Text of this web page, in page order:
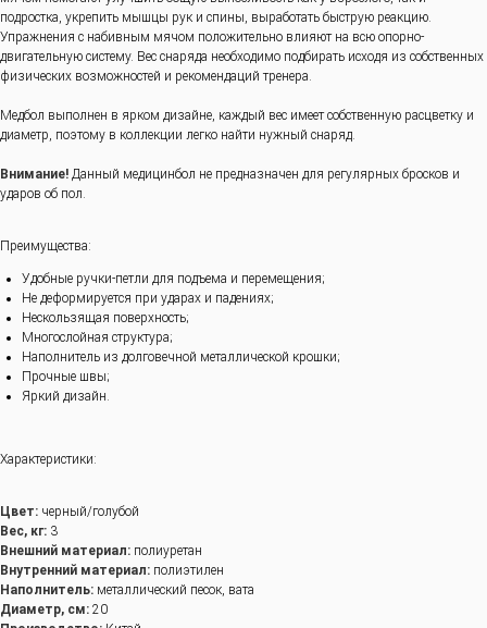
подростка, укрепить мышцы рук и спины, выработать быструю реакцию.
Упражнения с набивным мячом положительно влияют на всю опорно-
двигательную систему. Вес снаряда необходимо подбирать исходя из собственных
физических возможностей и рекомендаций тренера.
Медбол выполнен в ярком дизайне, каждый вес имеет собственную расцветку и
диаметр, поэтому в коллекции легко найти нужный снаряд.
Внимание! Данный медицинбол не предназначен для регулярных бросков и
ударов об пол.
Преимущества:
Удобные ручки-петли для подъема и перемещения;
Не деформируется при ударах и падениях;
Нескользящая поверхность;
Многослойная структура;
Наполнитель из долговечной металлической крошки;
Прочные швы;
Яркий дизайн.
Характеристики:
Цвет: черный/голубой
Вес, кг: 3
Внешний материал: полиуретан
Внутренний материал: полиэтилен
Наполнитель: металлический песок, вата
Диаметр, см: 20